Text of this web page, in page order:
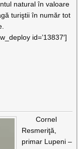
natural în valoare
turiştii în număr tot
id=’13837′]
Cornel
Resmeriţă,
primar Lupeni –